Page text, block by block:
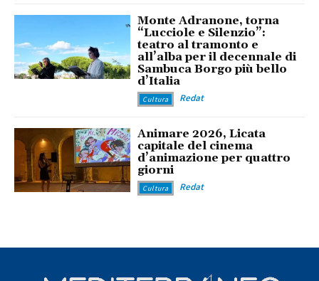
Monte Adranone, torna
“Lucciole e Silenzio”:
teatro al tramonto e
all’alba per il decennale di
Sambuca Borgo più bello
d’Italia
Cultura Redat
Animare 2026, Licata
capitale del cinema
d’animazione per quattro
giorni
Cultura Redat